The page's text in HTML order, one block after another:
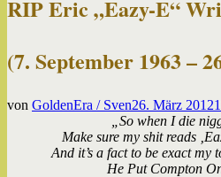
RIP Eric „Eazy-E“
(7. September 1963 –
von GoldenEra / Sven26. März 2012
„So when I die
Make sure my shit reads
And it’s a fact to be exact my
He Put Compton